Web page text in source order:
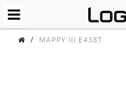
/ MAPPY Iti E438T